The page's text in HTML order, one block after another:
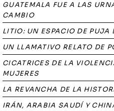
GUATEMALA FUE A LAS
CAMBIO
LITIO: UN ESPACIO DE PUJA
UN LLAMATIVO RELATO DE
CICATRICES DE LA
MUJERES
LA REVANCHA DE LA
IRÁN, ARABIA SAUDÍ Y